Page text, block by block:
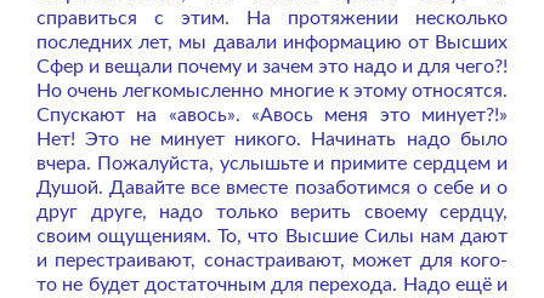
справиться с этим. На протяжении несколько
последних лет, мы давали информацию от Высших
Сфер и вещали почему и зачем это надо и для чего?!
Но очень легкомысленно многие к этому относятся.
Спускают на «авось». «Авось меня это минует?!»
Нет! Это не минует никого. Начинать надо было
вчера. Пожалуйста, услышьте и примите сердцем и
Душой. Давайте все вместе позаботимся о себе и о
друг друге, надо только верить своему сердцу,
своим ощущениям. То, что Высшие Силы нам дают
и перестраивают, сонастраивают, может для кого-
то не будет достаточным для перехода. Надо ещё и